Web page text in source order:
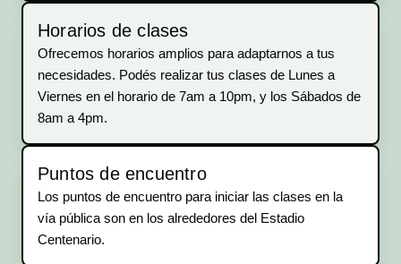
Horarios de clases
Ofrecemos horarios amplios para adaptarnos a tus
necesidades. Podés realizar tus clases de Lunes a
Viernes en el horario de 7am a 10pm, y los Sábados de
8am a 4pm.
Puntos de encuentro
Los puntos de encuentro para iniciar las clases en la
vía pública son en los alrededores del Estadio
Centenario.